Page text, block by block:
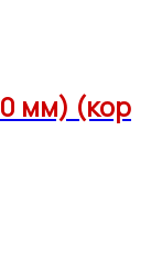
мм) (кор